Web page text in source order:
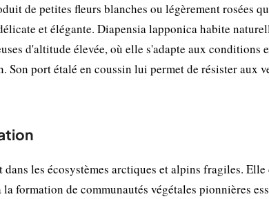
de petites fleurs blanches ou légèrement rosées
et élégante. Diapensia lapponica habite
d'altitude élevée, où elle s'adapte aux conditions
Son port étalé en coussin lui permet de résister aux
les écosystèmes arctiques et alpins fragiles.
formation de communautés végétales pionnières